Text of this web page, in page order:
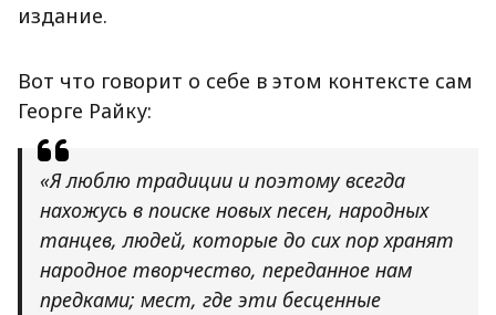
издание.
Вот что говорит о себе в этом контексте сам
Георге Райку:
«Я люблю традиции и поэтому всегда
нахожусь в поиске новых песен, народных
танцев, людей, которые до сих пор хранят
народное творчество, переданное нам
предками; мест, где эти бесценные